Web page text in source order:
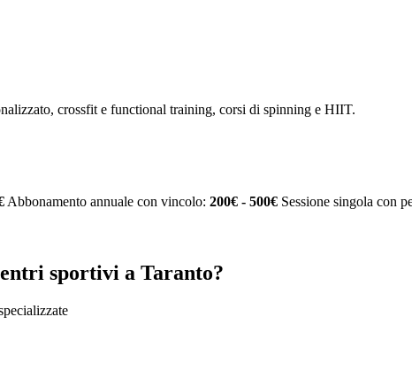
crossfit e functional training, corsi di spinning e HIIT.
Abbonamento annuale con vincolo: 200€ - 500€ Sessione singola con
sportivi a Taranto?